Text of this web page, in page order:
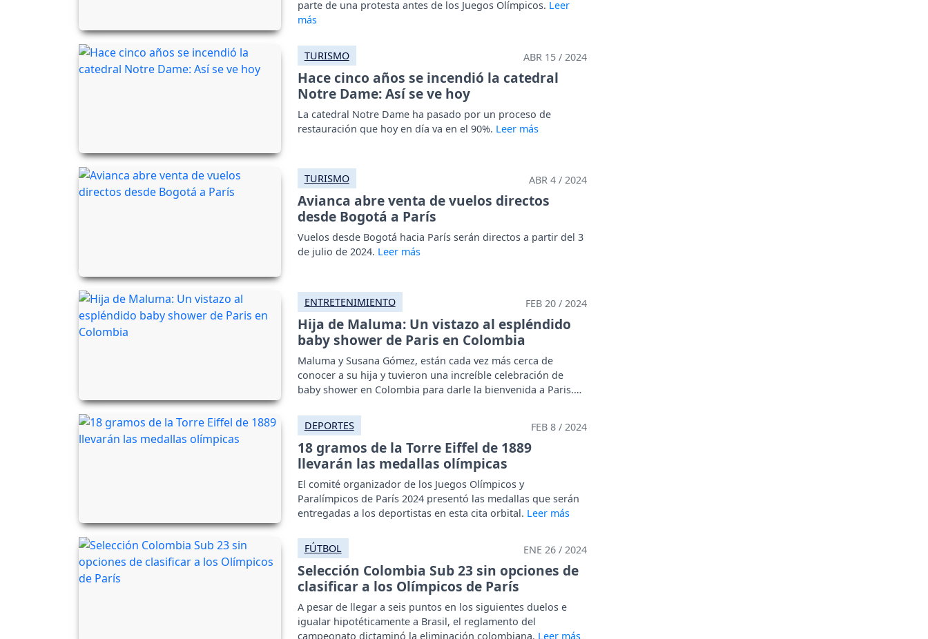
parte de una protesta antes de los Juegos Olímpicos.
TURISMO ABR 15 / 2024
Hace cinco años se incendió la catedral
Notre Dame: Así se ve hoy
La catedral Notre Dame ha pasado por un proceso de
restauración que hoy en día va en el 90%.
TURISMO ABR 4 / 2024
Avianca abre venta de vuelos directos
desde Bogotá a París
Vuelos desde Bogotá hacia París serán directos a partir del 3
de julio de 2024.
ENTRETENIMIENTO FEB 20 / 2024
Hija de Maluma: Un vistazo al espléndido
baby shower de Paris en Colombia
Maluma y Susana Gómez, están cada vez más cerca de
conocer a su hija y tuvieron una increíble celebración de
baby shower en Colombia para darle la bienvenida a Paris.
DEPORTES FEB 8 / 2024
18 gramos de la Torre Eiffel de 1889
llevarán las medallas olímpicas
El comité organizador de los Juegos Olímpicos y
Paralímpicos de París 2024 presentó las medallas que serán
entregadas a los deportistas en esta cita orbital.
FÚTBOL ENE 26 / 2024
Selección Colombia Sub 23 sin opciones de
clasificar a los Olímpicos de París
A pesar de llegar a seis puntos en los siguientes duelos e
igualar hipotéticamente a Brasil, el reglamento del
campeonato dictaminó la eliminación colombiana.